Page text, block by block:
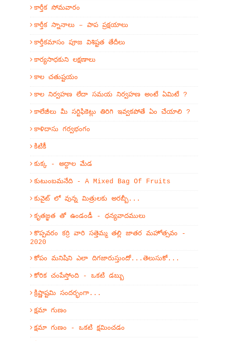
కార్తీక సోమవారం
కార్తీక స్నానాలు – పాప ప్రక్షయాలు
కార్తీకమాసం పూజ విశిష్టత తేదీలు
కార్యసాధకుని లక్షణాలు
కాల చతుష్టయం
కాల నిర్వహణ లేదా సమయ నిర్వహణ అంటే ఏమిటే ?
కాలేజీలు మీ సర్టిఫికెట్లు తిరిగి ఇవ్వకపోతే ఏం చేయాలి ?
కాళిదాసు గర్వభంగం
కిటికీ
కుక్క - అద్దాల మేడ
కుటుంబమనేది - A Mixed Bag Of Fruits
కువైట్ లో వున్న మిత్రులకు అరబ్బీ...
కృతజ్ఞత తో ఉండండీ - ధన్యవాదములు
కొప్పవరం కర్రి వారి సత్తెమ్మ తల్లి జాతర మహోత్సవం -
2020
కోపం మనిషిని ఎలా దిగజారుస్తుందో...తెలుసుకో...
కోరిక చంపేస్తోంది - ఒకటి డబ్బు
క్రిష్ణాష్టమి సందర్భంగా...
క్షమా గుణం
క్షమా గుణం - ఒకటి క్షమించడం